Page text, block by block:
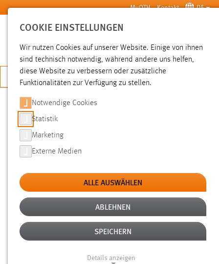
Zum Hauptinhalt springen MyOTH Kontakt DE
SUCHE
JETZT BEWERBEN
SUCHE
FILTER
Typ
Erstellungsdatum
Alter
COOKIE EINSTELLUNGEN
Wir nutzen Cookies auf unserer Website. Einige von ihnen
sind technisch notwendig, während andere uns helfen,
diese Website zu verbessern oder zusätzliche
Funktionalitäten zur Verfügung zu stellen.
Notwendige Cookies
Statistik
Marketing
Externe Medien
ALLE AUSWÄHLEN
ABLEHNEN
SPEICHERN
Details anzeigen